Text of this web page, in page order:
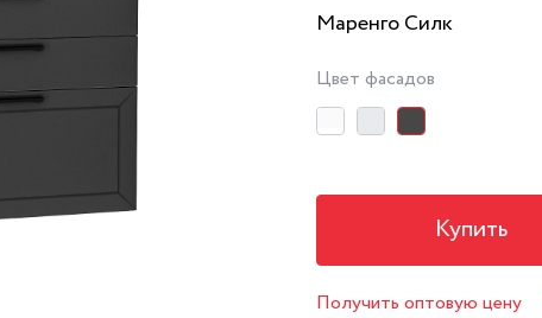
Маренго Силк
Цвет фасадов
Купить
Получить оптовую цену